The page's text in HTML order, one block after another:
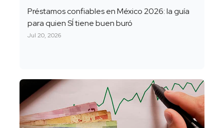
Préstamos confiables en México 2026: la guía
para quien SÍ tiene buen buró
Jul 20, 2026